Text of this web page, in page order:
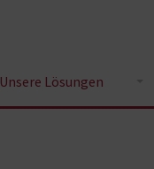
Unsere Lösungen